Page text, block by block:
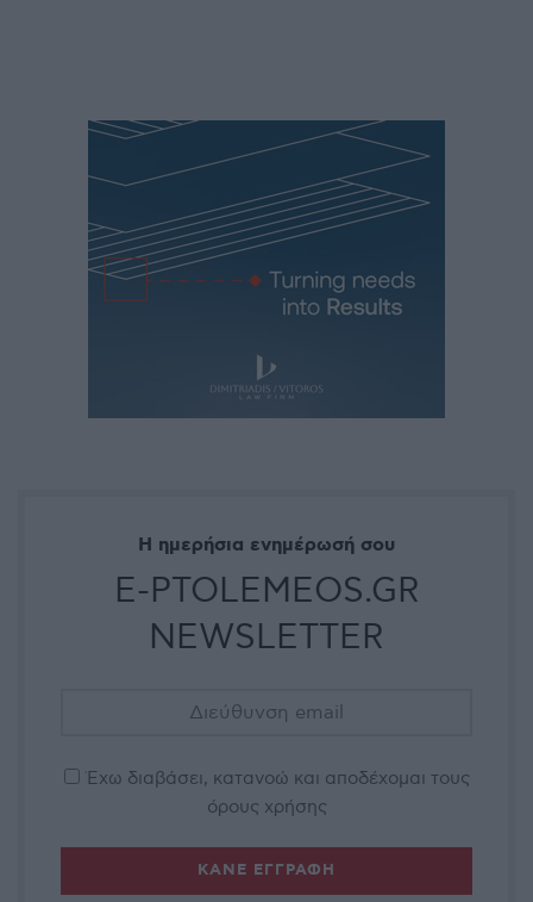
Η ημερήσια ενημέρωσή σου
E-PTOLEMEOS.GR
NEWSLETTER
Έχω διαβάσει, κατανοώ και αποδέχομαι τους
όρους χρήσης